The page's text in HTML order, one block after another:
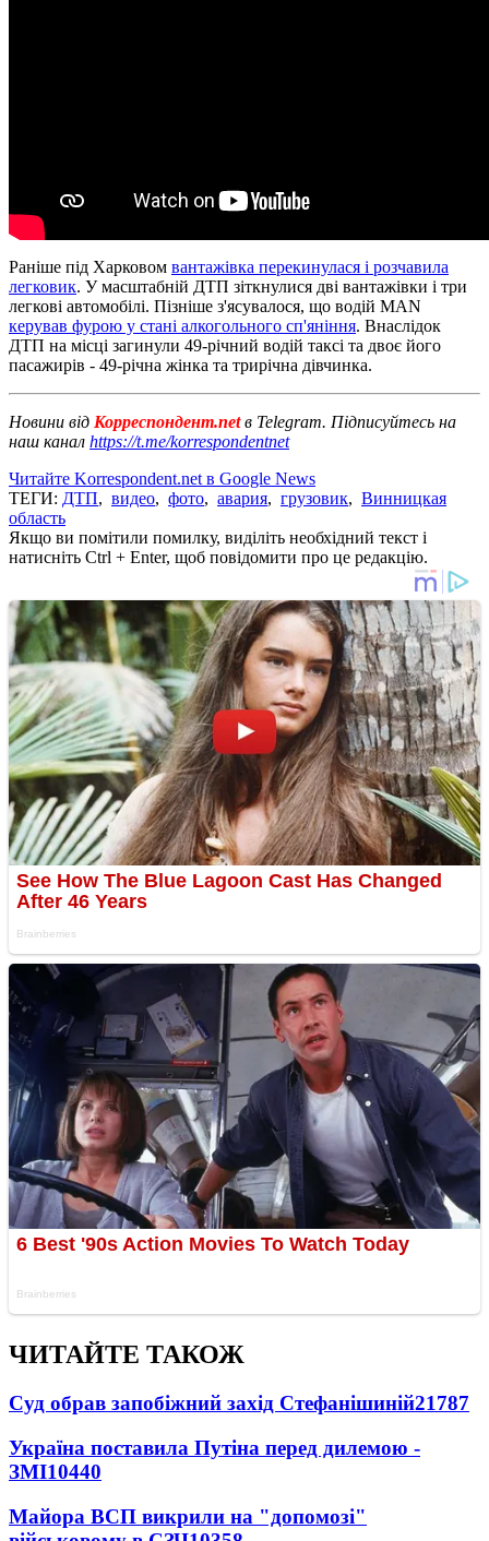
Раніше під Харковом вантажівка перекинулася і розчавила
легковик. У масштабній ДТП зіткнулися дві вантажівки і три
легкові автомобілі. Пізніше з'ясувалося, що водій MAN
керував фурою у стані алкогольного сп'яніння. Внаслідок
ДТП на місці загинули 49-річний водій таксі та двоє його
пасажирів - 49-річна жінка та трирічна дівчинка.
Новини від Корреспондент.netв Telegram. Підписуйтесь на
наш канал https://t.me/korrespondentnet
Читайте Korrespondent.net в Google News
ТЕГИ: ДТП, видео, фото, авария, грузовик, Винницкая
область
Якщо ви помітили помилку, виділіть необхідний текст і
натисніть Ctrl + Enter, щоб повідомити про це редакцію.
ЧИТАЙТЕ ТАКОЖ
Суд обрав запобіжний захід Стефанішиній21787
Україна поставила Путіна перед дилемою -
ЗМІ10440
Майора ВСП викрили на "допомозі"